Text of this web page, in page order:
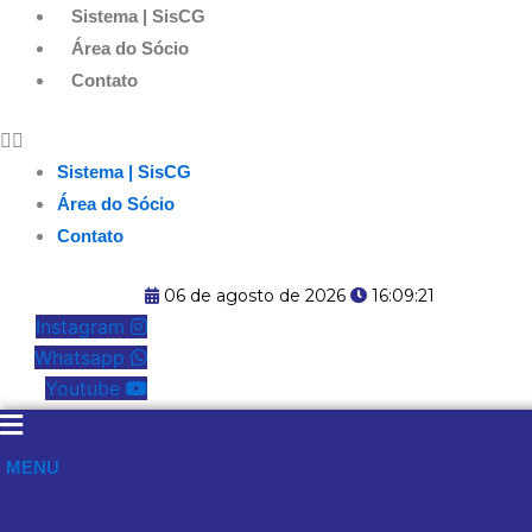
para
Sistema | SisCG
Área do Sócio
Contato
Sistema | SisCG
Área do Sócio
Contato
06 de agosto de 2026 16:09:22
Instagram
Whatsapp
Youtube
MENU